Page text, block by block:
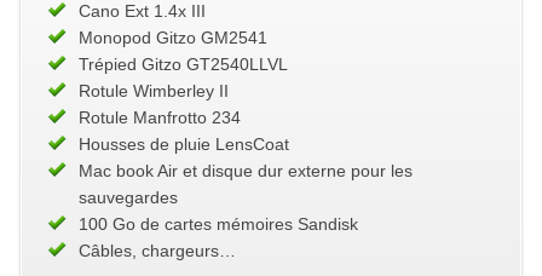
Cano Ext 1.4x III
Monopod Gitzo GM2541
Trépied Gitzo GT2540LLVL
Rotule Wimberley II
Rotule Manfrotto 234
Housses de pluie LensCoat
Mac book Air et disque dur externe pour les
sauvegardes
100 Go de cartes mémoires Sandisk
Câbles, chargeurs…